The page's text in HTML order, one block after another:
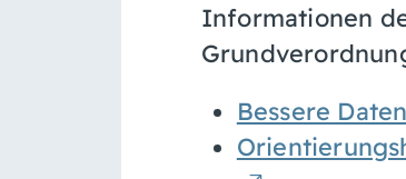
Informationen
Bessere